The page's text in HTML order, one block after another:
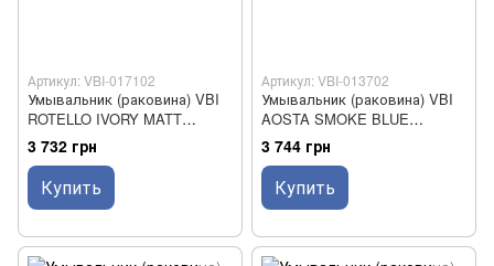
Артикул: VBI-017102
Умывальник (раковина) VBI
ROTELLO IVORY MATT
накладной
3 732 грн
Купить
Артикул: VBI-013702
Умывальник (раковина) VBI
AOSTA SMOKE BLUE
накладной
3 744 грн
Купить